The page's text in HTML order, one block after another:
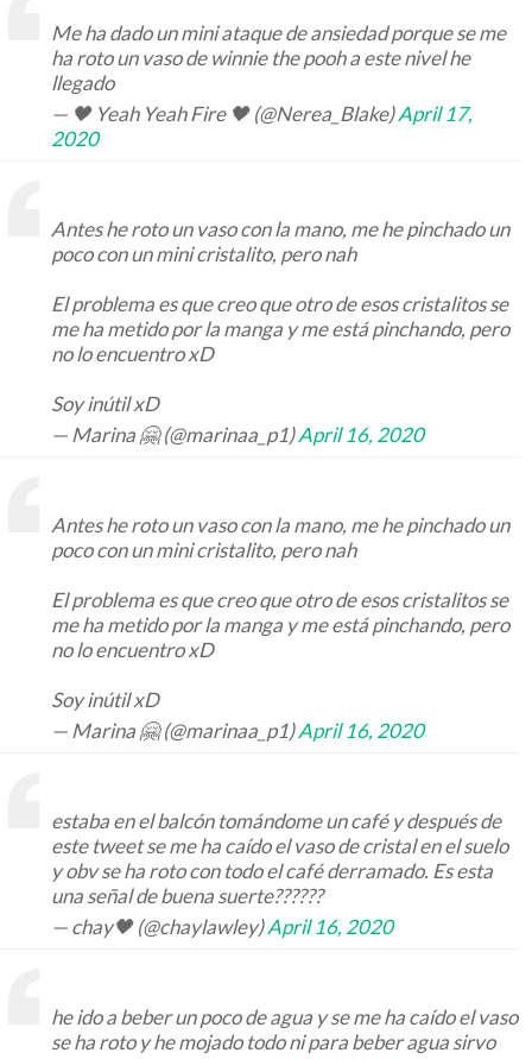
Me ha dado un mini ataque de ansiedad porque se me
ha roto un vaso de winnie the pooh a este nivel he
llegado
— 🖤 Yeah Yeah Fire 🖤 (@Nerea_Blake)April 17,
2020
Antes he roto un vaso con la mano, me he pinchado un
poco con un mini cristalito, pero nah
El problema es que creo que otro de esos cristalitos se
me ha metido por la manga y me está pinchando, pero
no lo encuentro xD
Soy inútil xD
— Marina 🤗 (@marinaa_p1)April 16, 2020
Antes he roto un vaso con la mano, me he pinchado un
poco con un mini cristalito, pero nah
El problema es que creo que otro de esos cristalitos se
me ha metido por la manga y me está pinchando, pero
no lo encuentro xD
Soy inútil xD
— Marina 🤗 (@marinaa_p1)April 16, 2020
estaba en el balcón tomándome un café y después de
este tweet se me ha caído el vaso de cristal en el suelo
y obv se ha roto con todo el café derramado. Es esta
una señal de buena suerte??????
— chay🖤 (@chaylawley)April 16, 2020
he ido a beber un poco de agua y se me ha caído el vaso
se ha roto y he mojado todo ni para beber agua sirvo